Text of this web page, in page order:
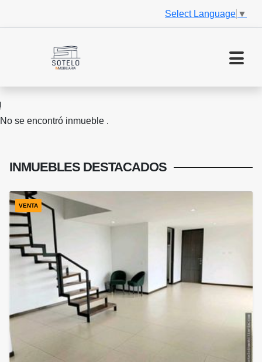
Select Language ▼
No se encontró inmueble .
INMUEBLES DESTACADOS
VENTA